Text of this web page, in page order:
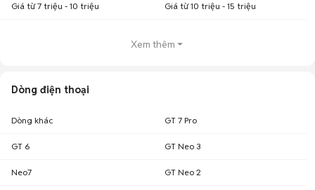
Giá từ 7 triệu - 10 triệu Giá từ 10 triệu - 15 triệu
Xem thêm
Dòng điện thoại
Dòng khác GT 7 Pro
GT 6 GT Neo 3
Neo7 GT Neo 2